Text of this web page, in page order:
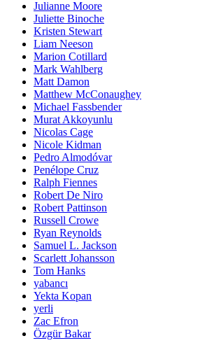
Julianne Moore
Juliette Binoche
Kristen Stewart
Liam Neeson
Marion Cotillard
Mark Wahlberg
Matt Damon
Matthew McConaughey
Michael Fassbender
Murat Akkoyunlu
Nicolas Cage
Nicole Kidman
Pedro Almodóvar
Penélope Cruz
Ralph Fiennes
Robert De Niro
Robert Pattinson
Russell Crowe
Ryan Reynolds
Samuel L. Jackson
Scarlett Johansson
Tom Hanks
yabancı
Yekta Kopan
yerli
Zac Efron
Özgür Bakar